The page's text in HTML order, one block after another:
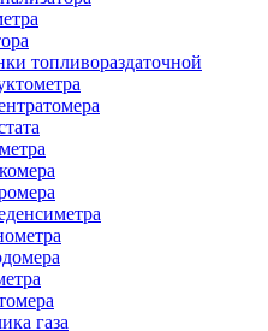
топливораздаточной
газа